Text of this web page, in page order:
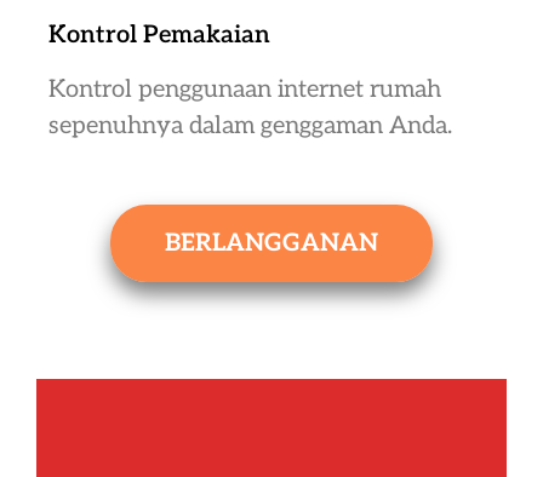
Kontrol Pemakaian
Kontrol penggunaan internet rumah
sepenuhnya dalam genggaman Anda.
BERLANGGANAN